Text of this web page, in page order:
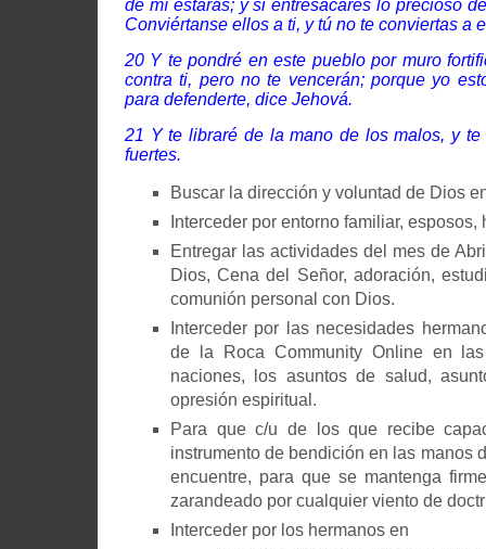
de mí estarás; y si entresacares lo precioso
Conviértanse ellos a ti, y tú no te conviertas a
20 Y te pondré en este pueblo por muro
contra ti, pero no te vencerán; porque yo
para defenderte, dice Jehová.
21 Y te libraré de la mano de los malos, y
fuertes.
Buscar la dirección y voluntad de Dios
Interceder por entorno familiar, esposos,
Entregar las actividades del mes de
Dios, Cena del Señor, adoración,
comunión personal con Dios.
Interceder por las necesidades
de la Roca Community Online en
naciones, los asuntos de salud,
opresión espiritual.
Para que c/u de los que recibe
instrumento de bendición en las manos
encuentre, para que se mantenga
zarandeado por cualquier viento de
Interceder por los hermanos en